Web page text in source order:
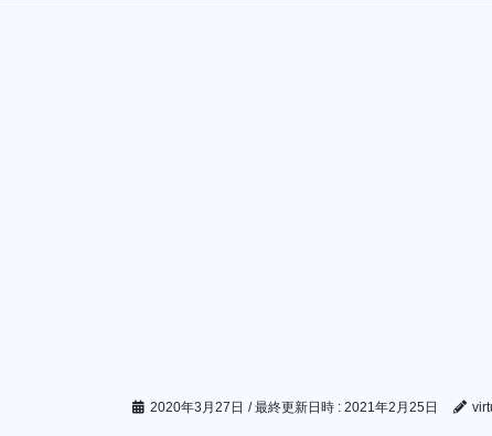
2020年3月27日 / 最終更新日時 : 2021年2月25日